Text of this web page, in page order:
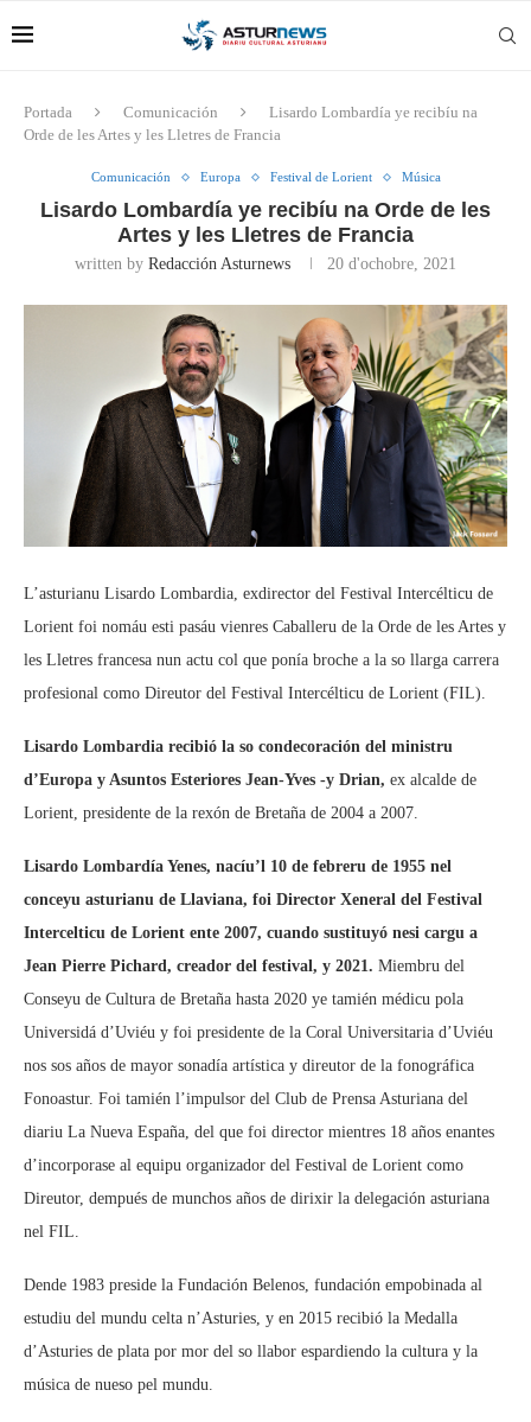
Portada Comunicación
Lisardo Lombardía ye recibíu na
Orde de les Artes y les Lletres de Francia
Comunicación Europa Festival de Lorient Música
Lisardo Lombardía ye recibíu na Orde de les
Artes y les Lletres de Francia
written by Redacción Asturnews 20 d'ochobre, 2021
L’asturianu Lisardo Lombardia, exdirector del Festival Intercélticu de
Lorient foi nomáu esti pasáu vienres Caballeru de la Orde de les Artes y
les Lletres francesa nun actu col que ponía broche a la so llarga carrera
profesional como Direutor del Festival Intercélticu de Lorient (FIL).
Lisardo Lombardia recibió la so condecoración del ministru
d’Europa y Asuntos Esteriores Jean-Yves -y Drian, ex alcalde de
Lorient, presidente de la rexón de Bretaña de 2004 a 2007.
Lisardo Lombardía Yenes, nacíu’l 10 de febreru de 1955 nel
conceyu asturianu de Llaviana, foi Director Xeneral del Festival
Intercelticu de Lorient ente 2007, cuando sustituyó nesi cargu a
Jean Pierre Pichard, creador del festival, y 2021. Miembru del
Conseyu de Cultura de Bretaña hasta 2020 ye tamién médicu pola
Universidá d’Uviéu y foi presidente de la Coral Universitaria d’Uviéu
nos sos años de mayor sonadía artística y direutor de la fonográfica
Fonoastur. Foi tamién l’impulsor del Club de Prensa Asturiana del
diariu La Nueva España, del que foi director mientres 18 años enantes
d’incorporase al equipu organizador del Festival de Lorient como
Direutor, dempués de munchos años de dirixir la delegación asturiana
nel FIL.
Dende 1983 preside la Fundación Belenos, fundación empobinada al
estudiu del mundu celta n’Asturies, y en 2015 recibió la Medalla
d’Asturies de plata por mor del so llabor espardiendo la cultura y la
música de nueso pel mundu.